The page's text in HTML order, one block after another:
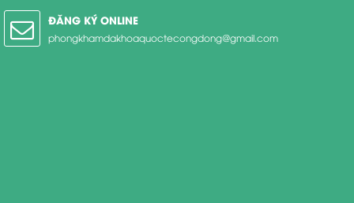
ĐĂNG KÝ ONLINE
phongkhamdakhoaquoctecongdong@gmail.com